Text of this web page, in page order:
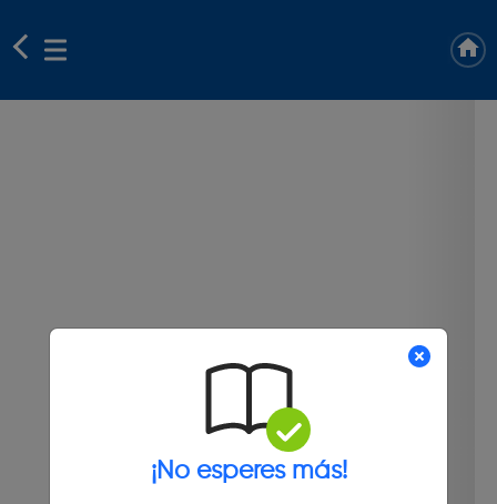
¡No esperes más!